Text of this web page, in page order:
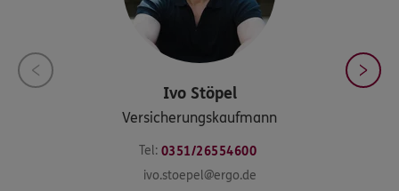
Ivo Stöpel
Versicherungskaufmann
Tel: 0351/26554600
ivo.stoepel@ergo.de